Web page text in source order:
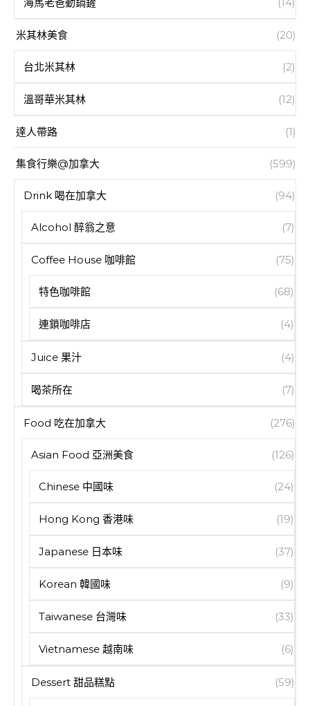
海馬老爸動鍋鏟 (14)
米其林美食 (20)
台北米其林 (2)
溫哥華米其林 (12)
達人帶路 (1)
集食行樂@加拿大 (599)
Drink 喝在加拿大 (94)
Alcohol 醉翁之意 (7)
Coffee House 咖啡館 (75)
特色咖啡館 (68)
連鎖咖啡店 (4)
Juice 果汁 (4)
喝茶所在 (7)
Food 吃在加拿大 (276)
Asian Food 亞洲美食 (126)
Chinese 中國味 (24)
Hong Kong 香港味 (19)
Japanese 日本味 (37)
Korean 韓國味 (9)
Taiwanese 台灣味 (33)
Vietnamese 越南味 (6)
Dessert 甜品糕點 (59)